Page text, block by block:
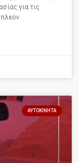
για τις
ΑΥΤΟΚΊΝΗΤΑ